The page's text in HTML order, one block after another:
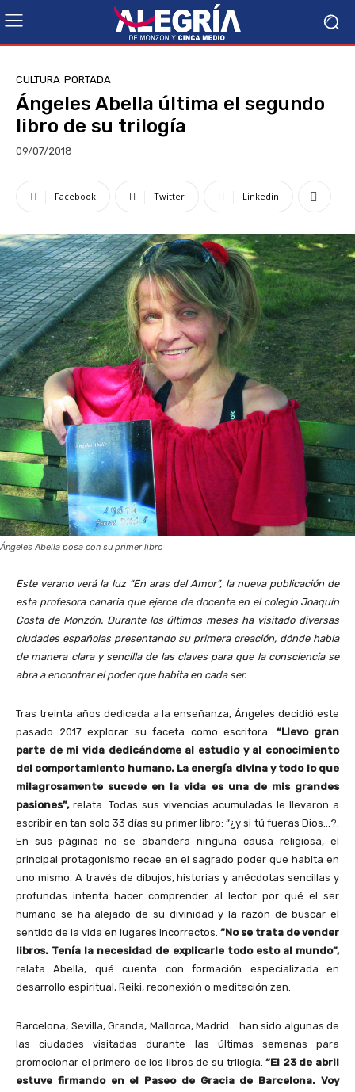
CULTURA PORTADA
Ángeles Abella última el segundo
libro de su trilogía
09/07/2018
Facebook Twitter Linkedin
Ángeles Abella posa con su primer libro
Este verano verá la luz “En aras del Amor”, la nueva publicación de
esta profesora canaria que ejerce de docente en el colegio Joaquín
Costa de Monzón. Durante los últimos meses ha visitado diversas
ciudades españolas presentando su primera creación, dónde habla
de manera clara y sencilla de las claves para que la consciencia se
abra a encontrar el poder que habita en cada ser.
Tras treinta años dedicada a la enseñanza, Ángeles decidió este
pasado 2017 explorar su faceta como escritora. “Llevo gran
parte de mi vida dedicándome al estudio y al conocimiento
del comportamiento humano. La energía divina y todo lo que
milagrosamente sucede en la vida es una de mis grandes
pasiones”,relata. Todas sus vivencias acumuladas le llevaron a
escribir en tan solo 33 días su primer libro: “¿y si tú fueras Dios…?.
En sus páginas no se abandera ninguna causa religiosa, el
principal protagonismo recae en el sagrado poder que habita en
uno mismo. A través de dibujos, historias y anécdotas sencillas y
profundas intenta hacer comprender al lector por qué el ser
humano se ha alejado de su divinidad y la razón de buscar el
sentido de la vida en lugares incorrectos. “No se trata de vender
libros. Tenía la necesidad de explicarle todo esto al mundo”,
relata Abella, qué cuenta con formación especializada en
desarrollo espiritual, Reiki, reconexión o meditación zen.
Barcelona, Sevilla, Granda, Mallorca, Madrid… han sido algunas de
las ciudades visitadas durante las últimas semanas para
promocionar el primero de los libros de su trilogía.“El 23 de abril
estuve firmando en el Paseo de Gracia de Barcelona. Voy